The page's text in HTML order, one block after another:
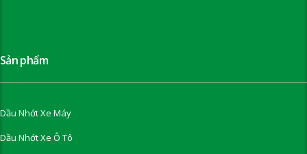
Sản phẩm
Dầu Nhớt Xe Máy
Dầu Nhớt Xe Ô Tô